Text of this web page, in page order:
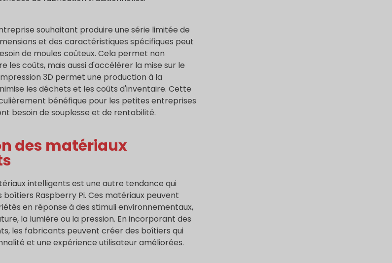
souhaitant produire une série limitée de
et des caractéristiques spécifiques peut
de moules coûteux. Cela permet non
les coûts, mais aussi d'accélérer la mise sur le
3D permet une production à la
les déchets et les coûts d'inventaire. Cette
bénéfique pour les petites entreprises
besoin de souplesse et de rentabilité.
des matériaux
intelligents est une autre tendance qui
boîtiers Raspberry Pi. Ces matériaux peuvent
en réponse à des stimuli environnementaux,
la lumière ou la pression. En incorporant des
les fabricants peuvent créer des boîtiers qui
et une expérience utilisateur améliorées.